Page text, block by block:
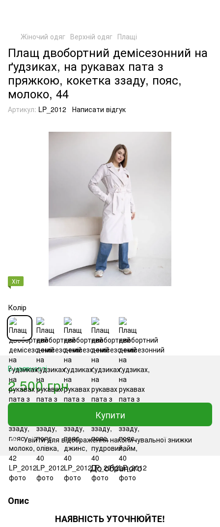
Жіночий одяг Верхній одяг Плащі
Плащ двобортний демісезонний на
ґудзиках, на рукавах пата з
пряжкою, кокетка ззаду, пояс,
молоко, 44
Артикул: LP_2012 Написати відгук
Хіт
Колір
В наявності
2 500 грн
Купити
% Увійтидля відображення накопичувальної знижки
До обраного
Опис
НАЯВНІСТЬ УТОЧНЮЙТЕ!